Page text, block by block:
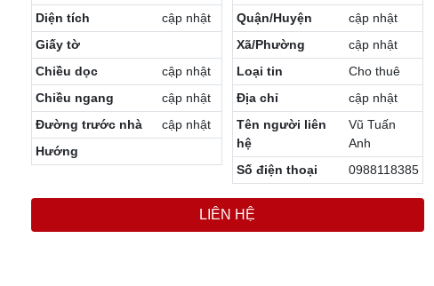
Diện tích
cập nhật
Giấy tờ
Chiều dọc
cập nhật
Chiều ngang
cập nhật
Đường trước nhà
cập nhật
Hướng
Quận/Huyện
cập nhật
Xã/Phường
cập nhật
Loại tin
Cho thuê
Địa chỉ
cập nhật
Tên người liên
hệ
Vũ Tuấn
Anh
Số điện thoại
0988118385
LIÊN HỆ